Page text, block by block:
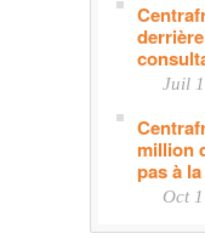
Juil
million
pas à
Oct